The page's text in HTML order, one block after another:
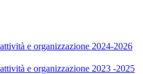
e organizzazione 2024-2026
e organizzazione 2023 -2025